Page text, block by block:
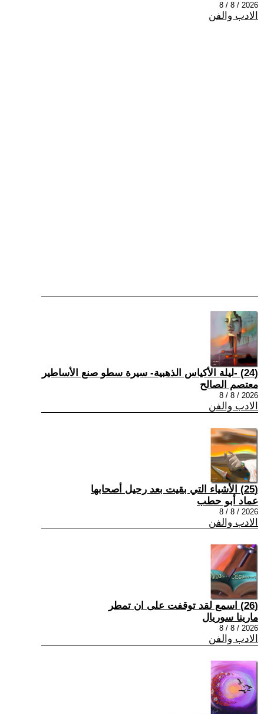
2026 / 8 / 8
الادب والفن
(24) -ليلة الأكياس الذهبية- سيرة سطو صنع الأساطير
معتصم الصالح
2026 / 8 / 8
الادب والفن
(25) الأشياء التي بقيت بعد رحيل أصحابها
عماد أبو حطب
2026 / 8 / 8
الادب والفن
(26) اسمع لقد توقفت على ان تمطر
مارينا سوريال
2026 / 8 / 8
الادب والفن